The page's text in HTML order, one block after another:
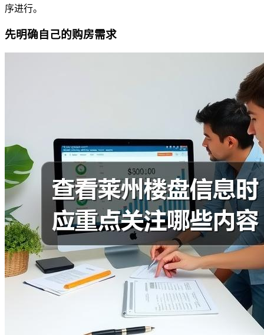
序进行。
先明确自己的购房需求